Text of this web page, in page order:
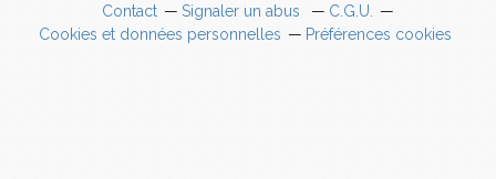
Contact
Signaler un abus
C.G.U.
Cookies et données personnelles
Préférences cookies